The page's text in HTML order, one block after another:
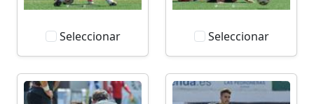
Seleccionar Seleccionar